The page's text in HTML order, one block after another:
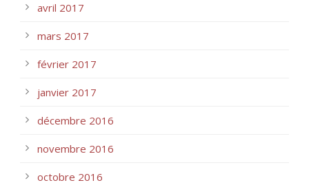
avril 2017
mars 2017
février 2017
janvier 2017
décembre 2016
novembre 2016
octobre 2016